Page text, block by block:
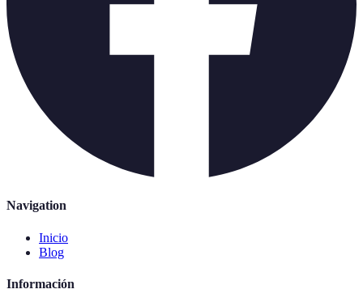
Navigation
Inicio
Blog
Información